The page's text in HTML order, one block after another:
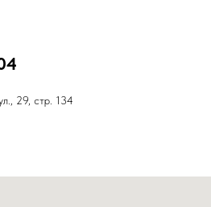
29, стр. 134